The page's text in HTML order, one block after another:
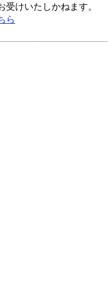
けいたしかねます。
ら